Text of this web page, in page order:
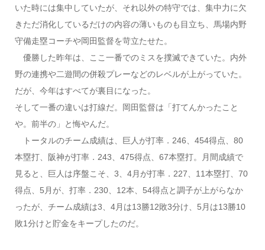
いた時には集中していたが、それ以外の特守では、集中力に欠
きただ消化しているだけの内容の薄いものも目立ち、馬場内野
守備走塁コーチや岡田監督を苛立たせた。
優勝した昨年は、ここ一番でのミスを撲滅できていた。内外
野の連携や二遊間の併殺プレーなどのレベルが上がっていた。
だが、今年はすべてが裏目になった。
そして一番の違いは打線だ。岡田監督は「打てんかったこと
や。前半の」と悔やんだ。
トータルのチーム成績は、巨人が打率．246、454得点、80
本塁打、阪神が打率．243、475得点、67本塁打。月間成績で
見ると、巨人は序盤こそ、3、4月が打率．227、11本塁打、70
得点、5月が、打率．230、12本、54得点と調子が上がらなか
ったが、チーム成績は3、4月は13勝12敗3分け、5月は13勝10
敗1分けと貯金をキープしたのだ。